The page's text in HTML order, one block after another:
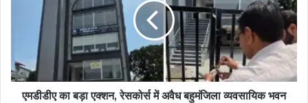
एमडीडीए का बड़ा एक्शन, रेसकोर्स में अवैध बहुमंजिला व्यवसायिक भवन